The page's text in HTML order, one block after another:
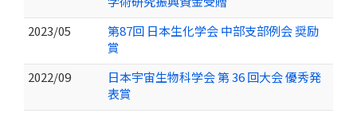
2023/05
第87回 日本生化学会 中部⽀部例会 奨励
賞
2022/09
日本宇宙生物科学会 第 36 回大会 優秀発
表賞